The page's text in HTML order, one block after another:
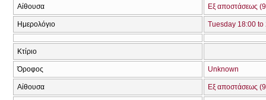
Αίθουσα Εξ αποστάσεως
Ημερολόγιο Tuesday 18:00 to
Κτίριο
Όροφος Unknown
Αίθουσα Εξ αποστάσεως